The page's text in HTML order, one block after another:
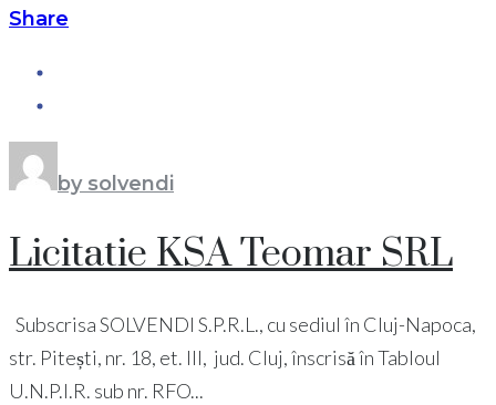
Share
by solvendi
Licitatie KSA Teomar SRL
Subscrisa SOLVENDI S.P.R.L., cu sediul în Cluj-Napoca,
str. Pitești, nr. 18, et. III, jud. Cluj, înscrisă în Tabloul
U.N.P.I.R. sub nr. RFO...